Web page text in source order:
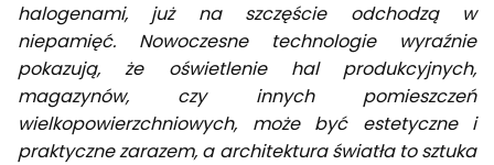
halogenami, już na szczęście odchodzą w
niepamięć. Nowoczesne technologie wyraźnie
pokazują, że oświetlenie hal produkcyjnych,
magazynów, czy innych pomieszczeń
wielkopowierzchniowych, może być estetyczne i
praktyczne zarazem, a architektura światła to sztuka